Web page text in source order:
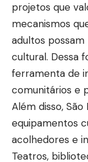
projetos que
mecanismos
adultos
cultural. Dessa
ferramenta de
comunitários e
Além disso,
equipamentos
acolhedores e
Teatros,